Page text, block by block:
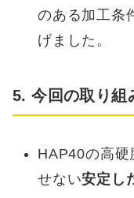
のある加工条
げました。
5. 今回の取り組
HAP40の高硬
せない安定し